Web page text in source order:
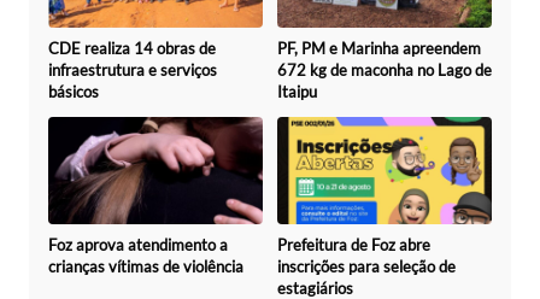
CDE realiza 14 obras de
infraestrutura e serviços
básicos
PF, PM e Marinha apreendem
672 kg de maconha no Lago de
Itaipu
Foz aprova atendimento a
crianças vítimas de violência
Prefeitura de Foz abre
inscrições para seleção de
estagiários